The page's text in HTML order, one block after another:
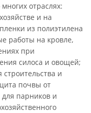
отраслях:
и на
из полиэтилена
работы на кровле,
при
силоса и овощей;
и
почвы от
для парников и